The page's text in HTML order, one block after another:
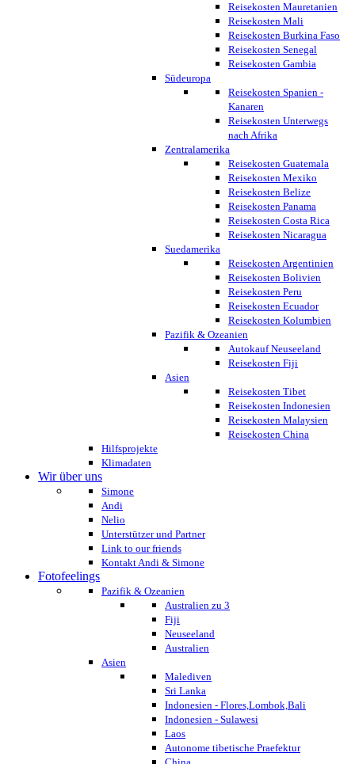
Reisekosten Mauretanien
Reisekosten Mali
Reisekosten Burkina Faso
Reisekosten Senegal
Reisekosten Gambia
Südeuropa
Reisekosten Spanien -
Kanaren
Reisekosten Unterwegs
nach Afrika
Zentralamerika
Reisekosten Guatemala
Reisekosten Mexiko
Reisekosten Belize
Reisekosten Panama
Reisekosten Costa Rica
Reisekosten Nicaragua
Suedamerika
Reisekosten Argentinien
Reisekosten Bolivien
Reisekosten Peru
Reisekosten Ecuador
Reisekosten Kolumbien
Pazifik & Ozeanien
Autokauf Neuseeland
Reisekosten Fiji
Asien
Reisekosten Tibet
Reisekosten Indonesien
Reisekosten Malaysien
Reisekosten China
Hilfsprojekte
Klimadaten
Wir über uns
Simone
Andi
Nelio
Unterstützer und Partner
Link to our friends
Kontakt Andi & Simone
Fotofeelings
Pazifik & Ozeanien
Australien zu 3
Fiji
Neuseeland
Australien
Asien
Malediven
Sri Lanka
Indonesien - Flores,Lombok,Bali
Indonesien - Sulawesi
Laos
Autonome tibetische Praefektur